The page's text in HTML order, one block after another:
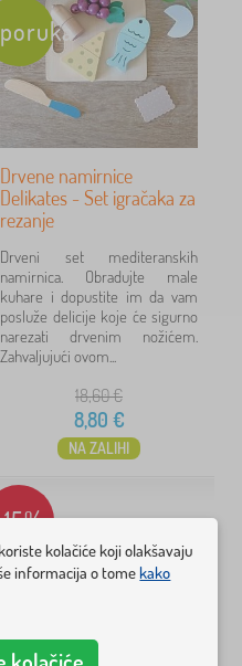
Drvene namirnice
Delikates - Set igračaka za
rezanje
Drveni set mediteranskih
namirnica. Obradujte male
kuhare i dopustite im da vam
posluže delicije koje će sigurno
narezati drvenim nožićem.
Zahvaljujući ovom...
18,60€
8,80 €
NA ZALIHI
kolačiće koji olakšavaju
informacija o tomekako